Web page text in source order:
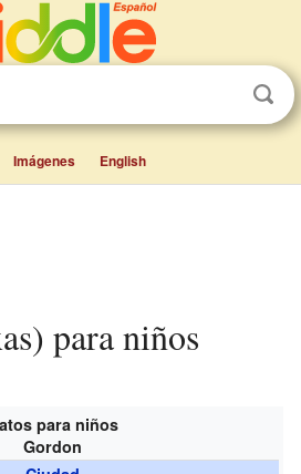
Imágenes English
para niños
para niños
Gordon